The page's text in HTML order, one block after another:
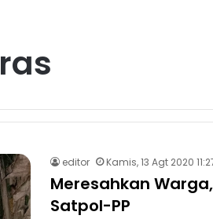
editor Kamis, 13 Agt 2020
Meresahkan
Satpol-PP